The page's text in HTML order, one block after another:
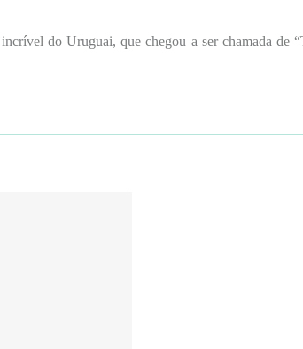
do Uruguai, que chegou a ser chamada de